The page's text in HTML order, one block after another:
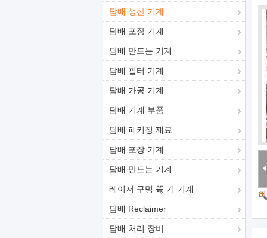
담배 생산 기계
담배 포장 기계
담배 만드는 기계
담배 필터 기계
담배 가공 기계
담배 기계 부품
담배 패키징 재료
담배 포장 기계
담배 만드는 기계
레이저 구멍 뚫 기 기계
담배 Reclaimer
담배 처리 장비